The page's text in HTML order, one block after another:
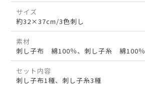
サイズ
約32×37cm/3色刺し
素材
刺し子布 綿100％、刺し子糸 綿100％
セット内容
刺し子布1種、刺し子糸3種